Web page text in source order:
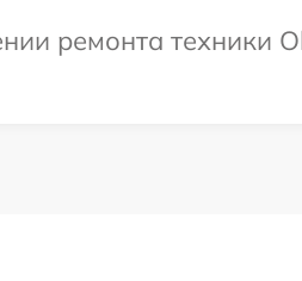
ремонта техники